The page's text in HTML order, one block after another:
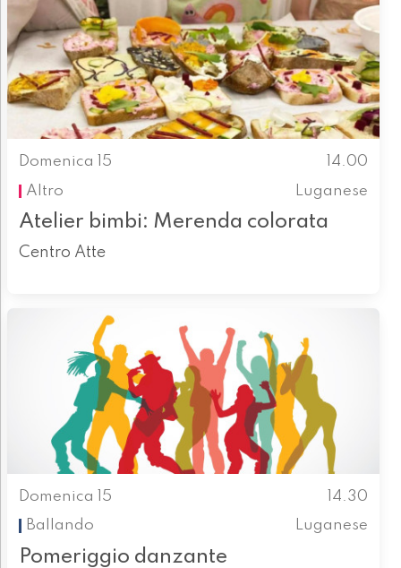
Domenica 15
14.00
Altro
Luganese
Atelier bimbi: Merenda colorata
Centro Atte
Domenica 15
14.30
Ballando
Luganese
Pomeriggio danzante